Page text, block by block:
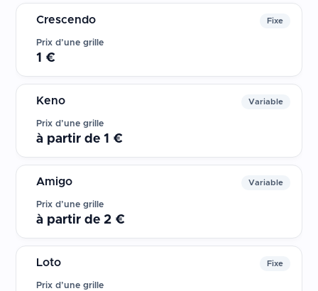
Crescendo
1 €
Fixe
Keno
à partir de 1 €
Variable
Amigo
à partir de 2 €
Variable
Loto Fixe